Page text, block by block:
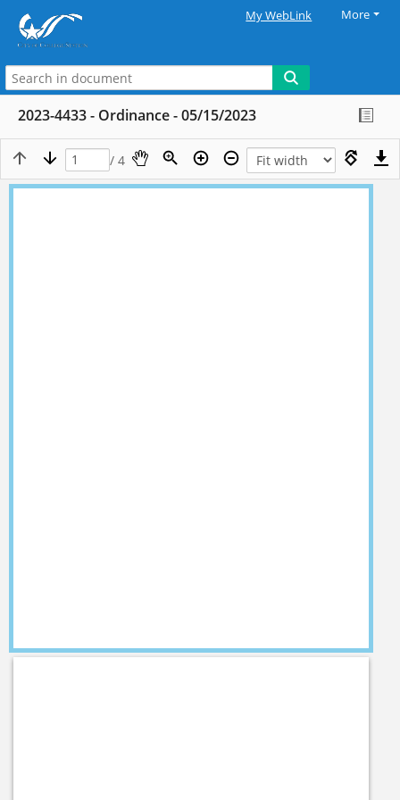
My WebLink More
2023-4433 - Ordinance - 05/15/2023
/ 4